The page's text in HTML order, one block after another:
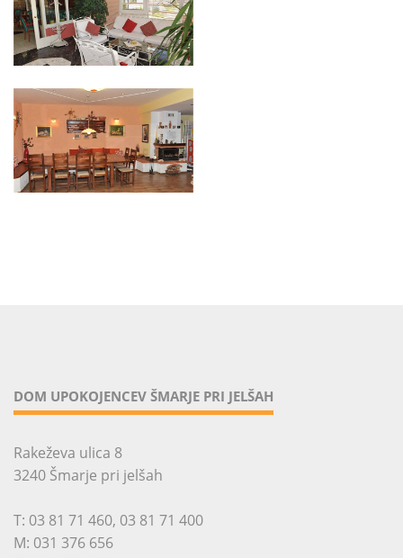
DOM UPOKOJENCEV ŠMARJE PRI JELŠAH
Rakeževa ulica 8
3240 Šmarje pri jelšah
T: 03 81 71 460, 03 81 71 400
M: 031 376 656